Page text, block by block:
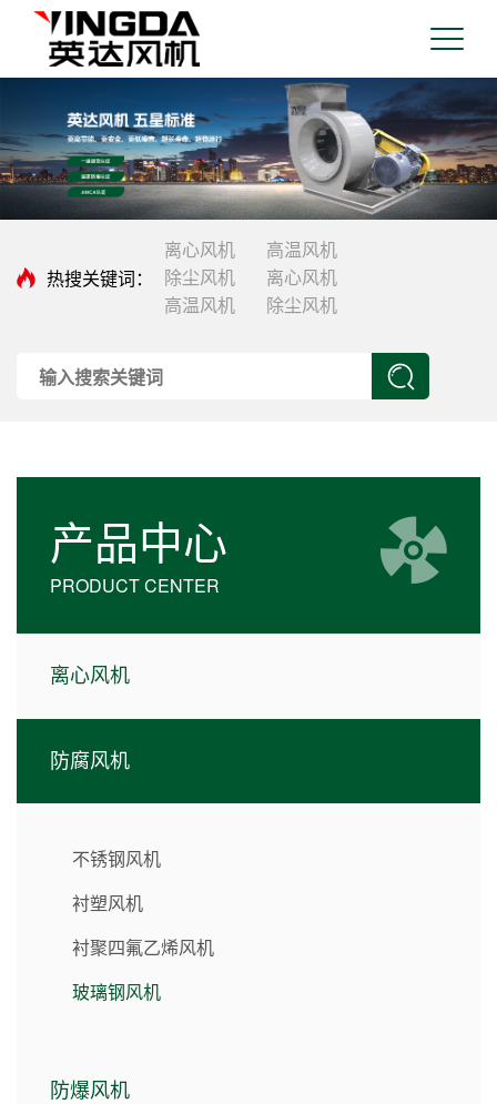
热搜关键词：
离心风机
高温风机
除尘风机
离心风机
高温风机
除尘风机
产品中心
PRODUCT CENTER
离心风机
防腐风机
不锈钢风机
衬塑风机
衬聚四氟乙烯风机
玻璃钢风机
防爆风机